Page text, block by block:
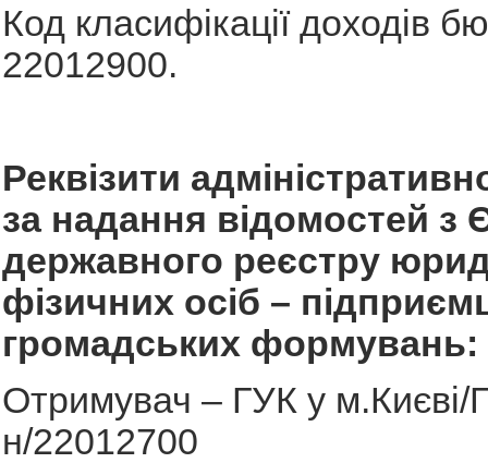
Код класифікації доходів
22012900.
Реквізити
за надання відомостей з
державного реєстру
фізичних осіб –
громадських формувань:
Отримувач – ГУК у м.Києві/
н/22012700